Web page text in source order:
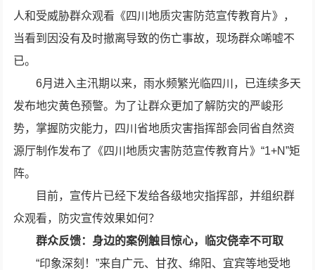
人和受威胁群众观看《四川地质灾害防范宣传教育片》，
当看到因没有及时撤离导致的伤亡事故，现场群众唏嘘不
已。
6月进入主汛期以来，雨水频繁光临四川，已连续多天
发布地灾黄色预警。为了让群众更加了解防灾的严峻形
势，掌握防灾能力，四川省地质灾害指挥部会同省自然资
源厅制作发布了《四川地质灾害防范宣传教育片》“1+N”矩
阵。
目前，宣传片已经下发给各级地灾指挥部，并组织群
众观看，防灾宣传效果如何？
群众反馈：身边的案例触目惊心，临灾侥幸不可取
“印象深刻！”来自广元、甘孜、绵阳、宜宾等地受地